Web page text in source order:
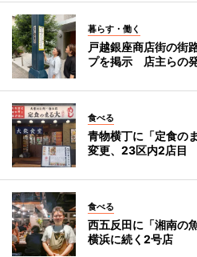
暮らす・働く
戸越銀座商店街の街
プを掲示 店主らの
食べる
青物横丁に「定食の
変更、23区内2店目
食べる
西五反田に「湘南の
横浜に続く2号店